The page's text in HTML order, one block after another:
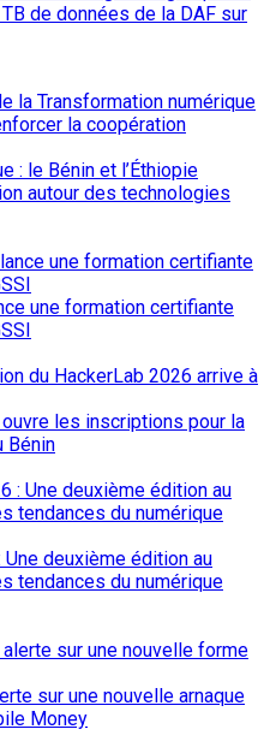
de données de la DAF sur
: le Bénin et l’Éthiopie
autour des technologies
une formation certifiante
ouvre les inscriptions pour la
Bénin
deuxième édition au
tendances du numérique
sur une nouvelle arnaque
Money